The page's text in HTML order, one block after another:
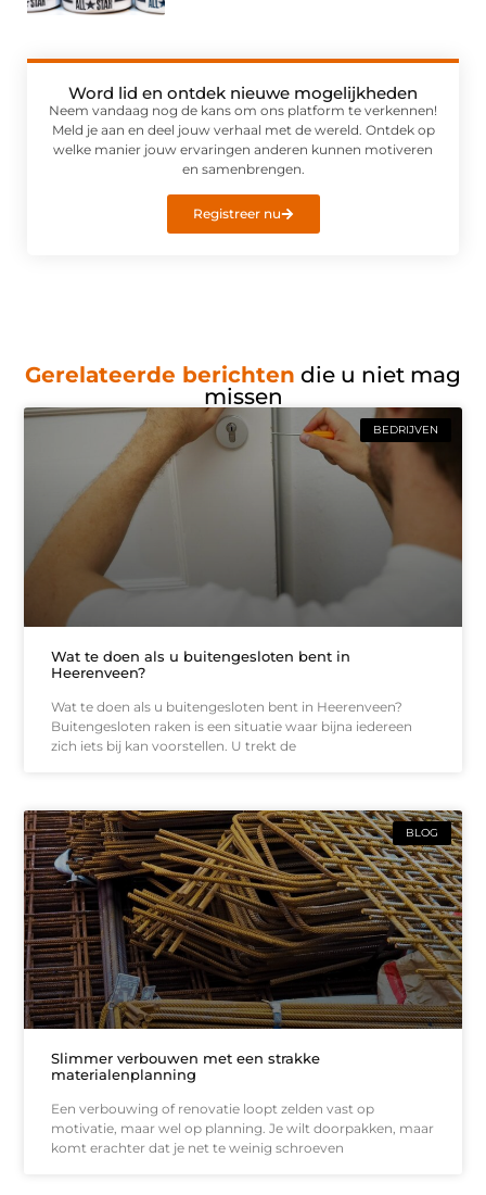
Word lid en ontdek nieuwe mogelijkheden
Neem vandaag nog de kans om ons platform te verkennen!
Meld je aan en deel jouw verhaal met de wereld. Ontdek op
welke manier jouw ervaringen anderen kunnen motiveren
en samenbrengen.
Registreer nu
Gerelateerde berichten die u niet mag
missen
BEDRIJVEN
Wat te doen als u buitengesloten bent in
Heerenveen?
Wat te doen als u buitengesloten bent in Heerenveen?
Buitengesloten raken is een situatie waar bijna iedereen
zich iets bij kan voorstellen. U trekt de
BLOG
Slimmer verbouwen met een strakke
materialenplanning
Een verbouwing of renovatie loopt zelden vast op
motivatie, maar wel op planning. Je wilt doorpakken, maar
komt erachter dat je net te weinig schroeven